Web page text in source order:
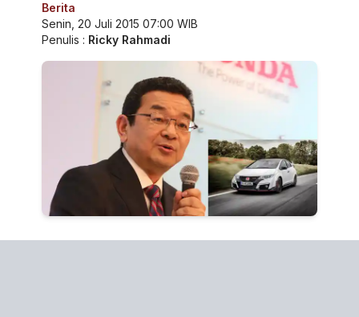
Berita
Senin, 20 Juli 2015 07:00 WIB
Penulis : Ricky Rahmadi